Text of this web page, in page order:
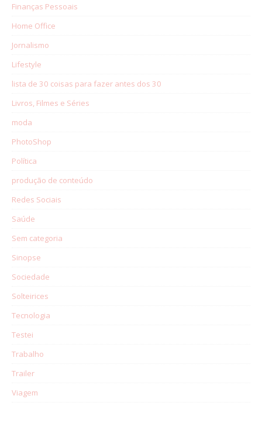
Finanças Pessoais
Home Office
Jornalismo
Lifestyle
lista de 30 coisas para fazer antes dos 30
Livros, Filmes e Séries
moda
PhotoShop
Política
produção de conteúdo
Redes Sociais
Saúde
Sem categoria
Sinopse
Sociedade
Solteirices
Tecnologia
Testei
Trabalho
Trailer
Viagem